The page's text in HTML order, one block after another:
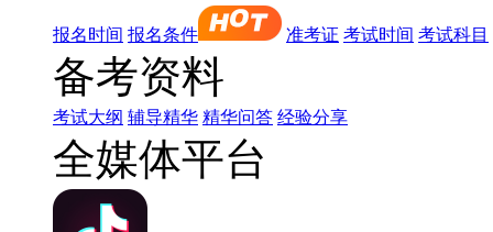
报名时间 报名条件 准考证 考试时间 考试科目
备考资料
考试大纲 辅导精华 精华问答 经验分享
全媒体平台